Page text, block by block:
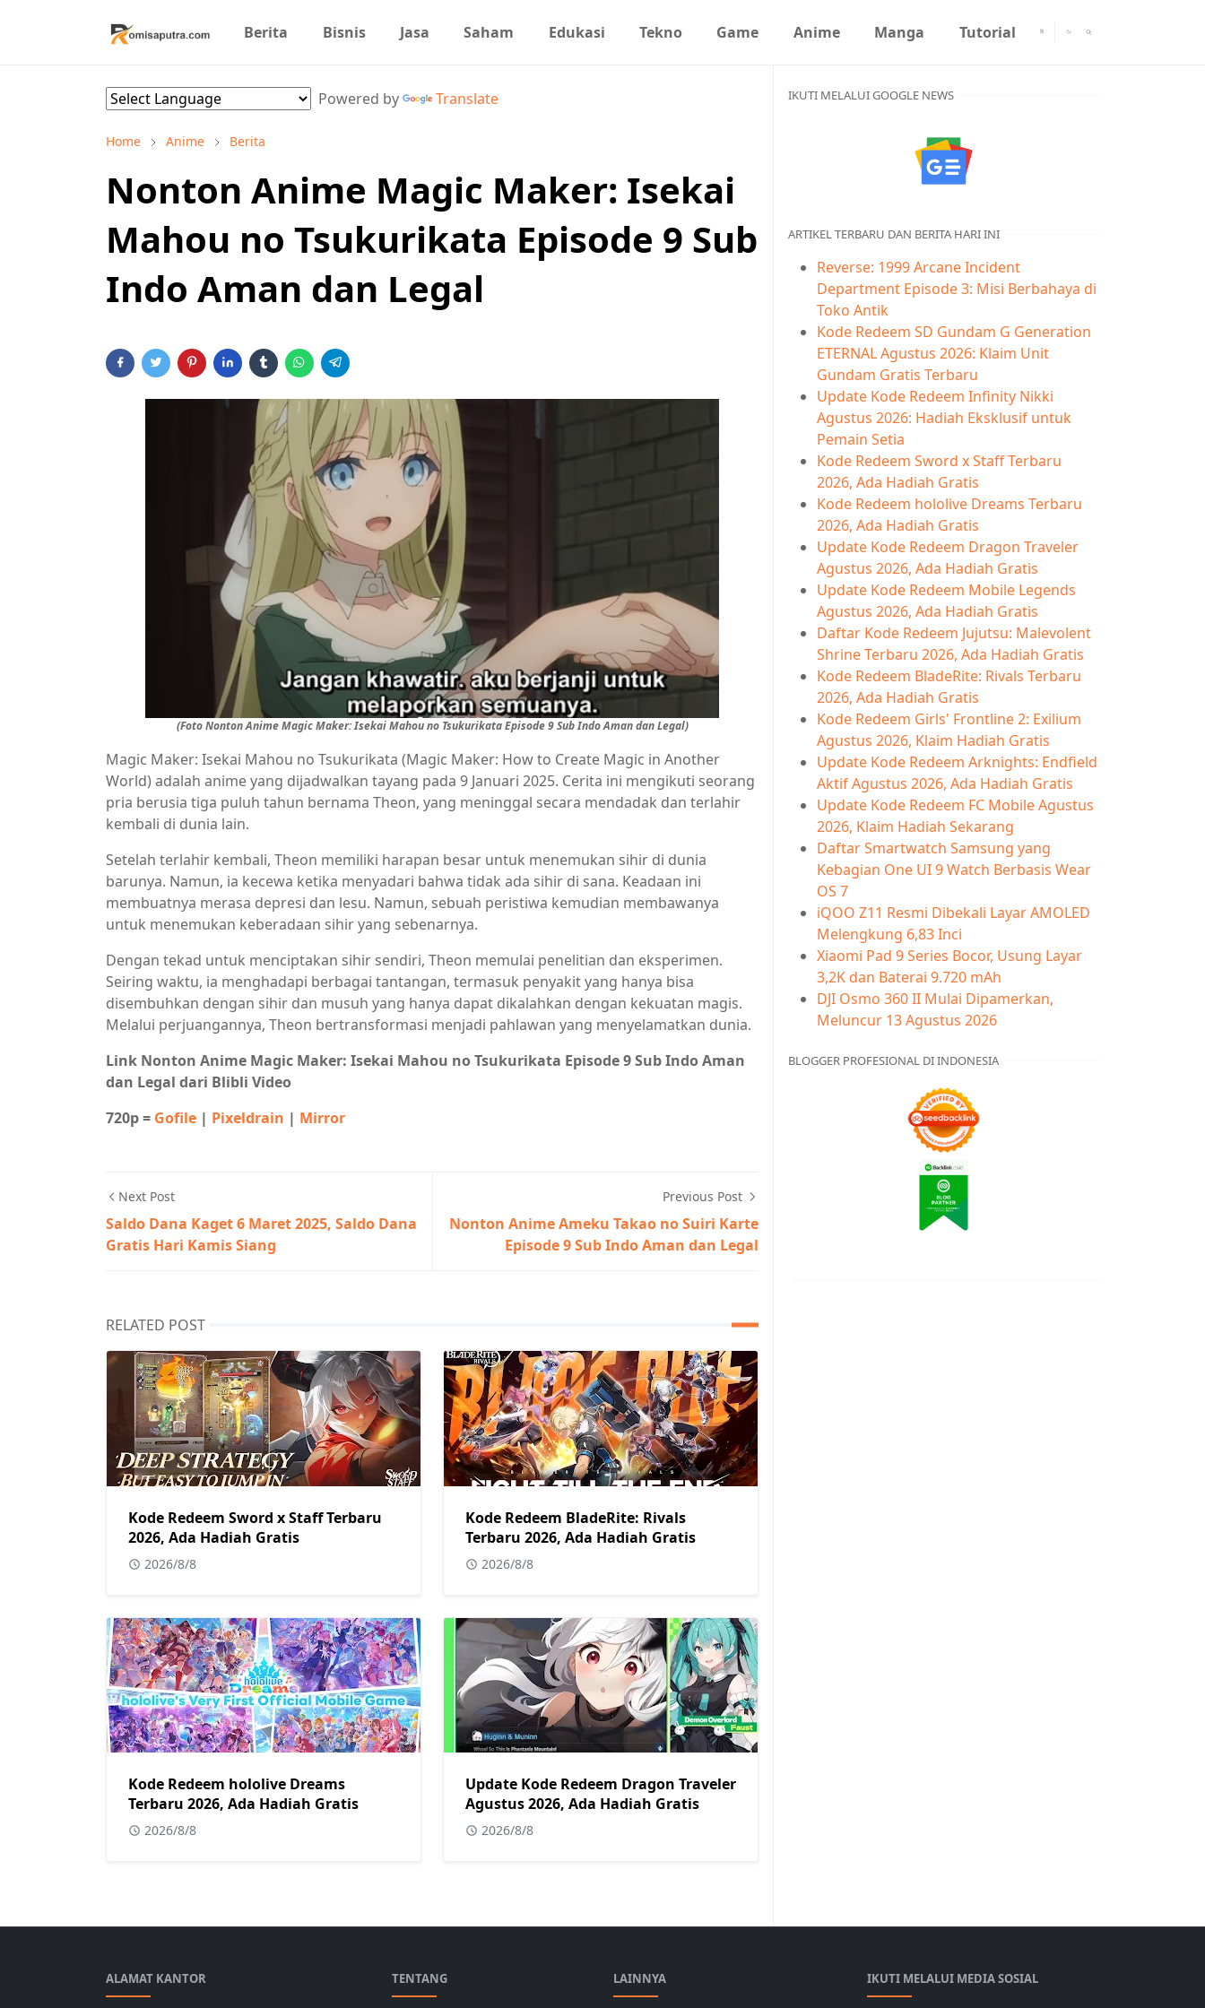
Berita Bisnis Jasa Saham Edukasi Tekno Game Anime Manga Tutorial
Powered by Translate
Home Anime Berita
Nonton Anime Magic Maker: Isekai
Mahou no Tsukurikata Episode 9 Sub
Indo Aman dan Legal
(Foto Nonton Anime Magic Maker: Isekai Mahou no Tsukurikata Episode 9 Sub Indo Aman dan Legal)
Magic Maker: Isekai Mahou no Tsukurikata (Magic Maker: How to Create Magic in Another
World) adalah anime yang dijadwalkan tayang pada 9 Januari 2025. Cerita ini mengikuti seorang
pria berusia tiga puluh tahun bernama Theon, yang meninggal secara mendadak dan terlahir
kembali di dunia lain.
Setelah terlahir kembali, Theon memiliki harapan besar untuk menemukan sihir di dunia
barunya. Namun, ia kecewa ketika menyadari bahwa tidak ada sihir di sana. Keadaan ini
membuatnya merasa depresi dan lesu. Namun, sebuah peristiwa kemudian membawanya
untuk menemukan keberadaan sihir yang sebenarnya.
Dengan tekad untuk menciptakan sihir sendiri, Theon memulai penelitian dan eksperimen.
Seiring waktu, ia menghadapi berbagai tantangan, termasuk penyakit yang hanya bisa
disembuhkan dengan sihir dan musuh yang hanya dapat dikalahkan dengan kekuatan magis.
Melalui perjuangannya, Theon bertransformasi menjadi pahlawan yang menyelamatkan dunia.
Link Nonton Anime Magic Maker: Isekai Mahou no Tsukurikata Episode 9 Sub Indo Aman
dan Legal dari Blibli Video
720p = Gofile | Pixeldrain | Mirror
Next Post
Saldo Dana Kaget 6 Maret 2025, Saldo Dana
Gratis Hari Kamis Siang
Previous Post
Nonton Anime Ameku Takao no Suiri Karte
Episode 9 Sub Indo Aman dan Legal
RELATED POST
Kode Redeem Sword x Staff Terbaru
2026, Ada Hadiah Gratis
2026/8/8
Kode Redeem BladeRite: Rivals
Terbaru 2026, Ada Hadiah Gratis
2026/8/8
Kode Redeem hololive Dreams
Terbaru 2026, Ada Hadiah Gratis
2026/8/8
Update Kode Redeem Dragon Traveler
Agustus 2026, Ada Hadiah Gratis
2026/8/8
IKUTI MELALUI GOOGLE NEWS
ARTIKEL TERBARU DAN BERITA HARI INI
Reverse: 1999 Arcane Incident
Department Episode 3: Misi Berbahaya di
Toko Antik
Kode Redeem SD Gundam G Generation
ETERNAL Agustus 2026: Klaim Unit
Gundam Gratis Terbaru
Update Kode Redeem Infinity Nikki
Agustus 2026: Hadiah Eksklusif untuk
Pemain Setia
Kode Redeem Sword x Staff Terbaru
2026, Ada Hadiah Gratis
Kode Redeem hololive Dreams Terbaru
2026, Ada Hadiah Gratis
Update Kode Redeem Dragon Traveler
Agustus 2026, Ada Hadiah Gratis
Update Kode Redeem Mobile Legends
Agustus 2026, Ada Hadiah Gratis
Daftar Kode Redeem Jujutsu: Malevolent
Shrine Terbaru 2026, Ada Hadiah Gratis
Kode Redeem BladeRite: Rivals Terbaru
2026, Ada Hadiah Gratis
Kode Redeem Girls' Frontline 2: Exilium
Agustus 2026, Klaim Hadiah Gratis
Update Kode Redeem Arknights: Endfield
Aktif Agustus 2026, Ada Hadiah Gratis
Update Kode Redeem FC Mobile Agustus
2026, Klaim Hadiah Sekarang
Daftar Smartwatch Samsung yang
Kebagian One UI 9 Watch Berbasis Wear
OS 7
iQOO Z11 Resmi Dibekali Layar AMOLED
Melengkung 6,83 Inci
Xiaomi Pad 9 Series Bocor, Usung Layar
3,2K dan Baterai 9.720 mAh
DJI Osmo 360 II Mulai Dipamerkan,
Meluncur 13 Agustus 2026
BLOGGER PROFESIONAL DI INDONESIA
ALAMAT KANTOR TENTANG LAINNYA IKUTI MELALUI MEDIA SOSIAL